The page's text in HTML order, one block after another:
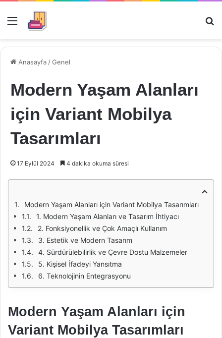
Menü
Anasayfa /Genel
Modern Yaşam Alanları
için Variant Mobilya
Tasarımları
17 Eylül 2024 4 dakika okuma süresi
Modern Yaşam Alanları için Variant Mobilya Tasarımları
1. Modern Yaşam Alanları ve Tasarım İhtiyacı
2. Fonksiyonellik ve Çok Amaçlı Kullanım
3. Estetik ve Modern Tasarım
4. Sürdürülebilirlik ve Çevre Dostu Malzemeler
5. Kişisel İfadeyi Yansıtma
6. Teknolojinin Entegrasyonu
Modern Yaşam Alanları için
Variant Mobilya Tasarımları